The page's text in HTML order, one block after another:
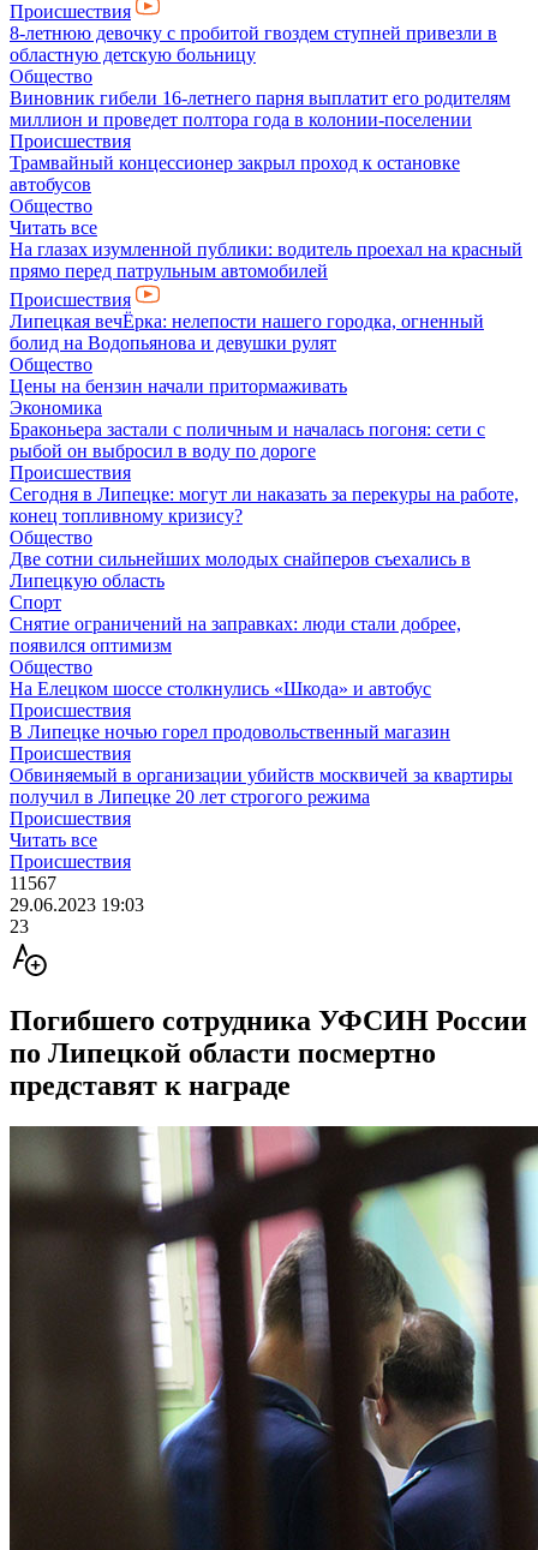
Происшествия
8-летнюю девочку с пробитой гвоздем ступней привезли в
областную детскую больницу
Общество
Виновник гибели 16-летнего парня выплатит его родителям
миллион и проведет полтора года в колонии-поселении
Происшествия
Трамвайный концессионер закрыл проход к остановке
автобусов
Общество
Читать все
На глазах изумленной публики: водитель проехал на красный
прямо перед патрульным автомобилей
Происшествия
Липецкая вечЁрка: нелепости нашего городка, огненный
болид на Водопьянова и девушки рулят
Общество
Цены на бензин начали притормаживать
Экономика
Браконьера застали с поличным и началась погоня: сети с
рыбой он выбросил в воду по дороге
Происшествия
Сегодня в Липецке: могут ли наказать за перекуры на работе,
конец топливному кризису?
Общество
Две сотни сильнейших молодых снайперов съехались в
Липецкую область
Спорт
Снятие ограничений на заправках: люди стали добрее,
появился оптимизм
Общество
На Елецком шоссе столкнулись «Шкода» и автобус
Происшествия
В Липецке ночью горел продовольственный магазин
Происшествия
Обвиняемый в организации убийств москвичей за квартиры
получил в Липецке 20 лет строгого режима
Происшествия
Читать все
Происшествия
11567
29.06.2023 19:03
23
Погибшего сотрудника УФСИН России
по Липецкой области посмертно
представят к награде